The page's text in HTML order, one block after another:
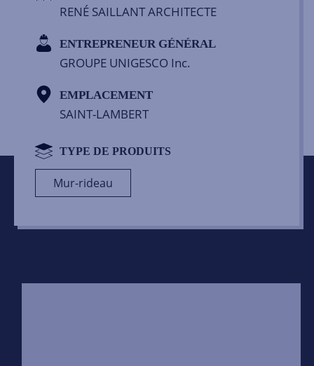
RENÉ SAILLANT ARCHITECTE
ENTREPRENEUR GÉNÉRAL
GROUPE UNIGESCO Inc.
EMPLACEMENT
SAINT-LAMBERT
TYPE DE PRODUITS
Mur-rideau